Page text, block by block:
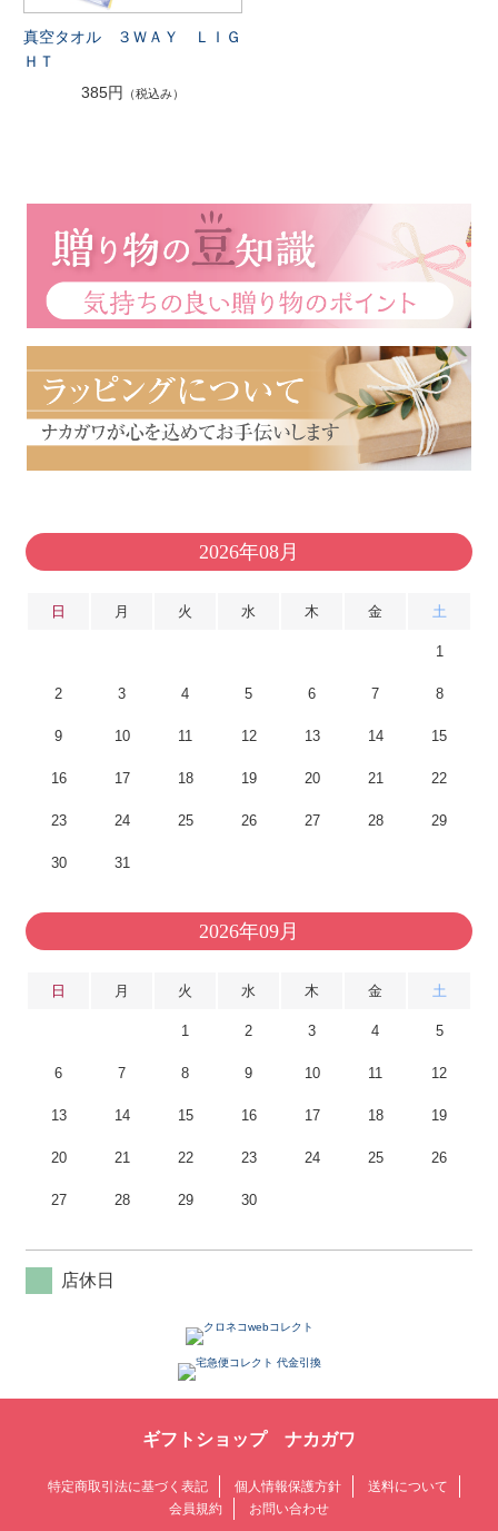
真空タオル ３ＷＡＹ ＬＩＧ
ＨＴ
385円
（税込み）
2026年08月
日 月 火 水 木 金 土
1
2 3 4 5 6 7 8
9 10 11 12 13 14 15
16 17 18 19 20 21 22
23 24 25 26 27 28 29
30 31
2026年09月
日 月 火 水 木 金 土
1 2 3 4 5
6 7 8 9 10 11 12
13 14 15 16 17 18 19
20 21 22 23 24 25 26
27 28 29 30
店休日
ギフトショップ ナカガワ
特定商取引法に基づく表記 個人情報保護方針
送料について
会員規約
お問い合わせ